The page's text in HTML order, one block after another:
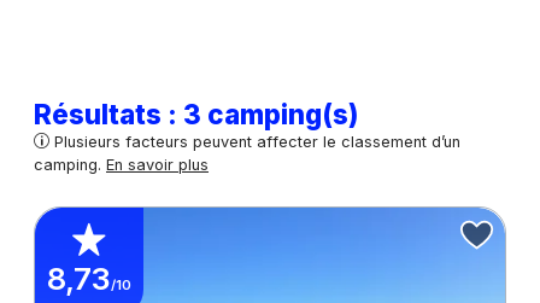
Résultats : 3 camping(s)
Plusieurs facteurs peuvent affecter le classement d’un
camping. En savoir plus
8,73/10